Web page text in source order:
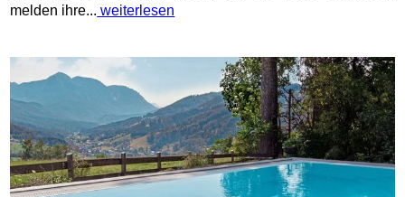
melden ihre... weiterlesen